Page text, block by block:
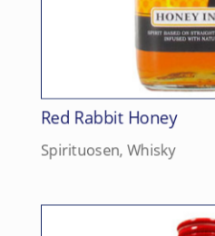
Red Rabbit Honey
Spirituosen, Whisky